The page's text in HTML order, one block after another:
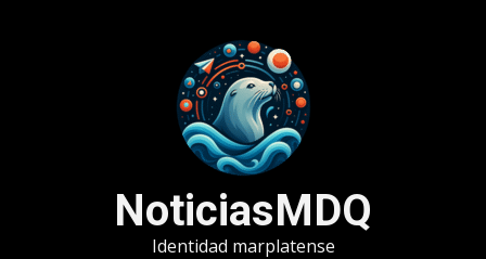
NoticiasMDQ
Identidad marplatense